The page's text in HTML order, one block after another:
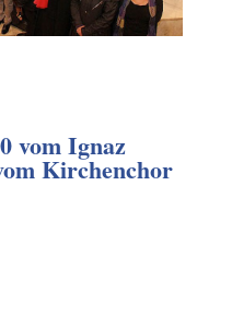
vom Ignaz
Kirchenchor